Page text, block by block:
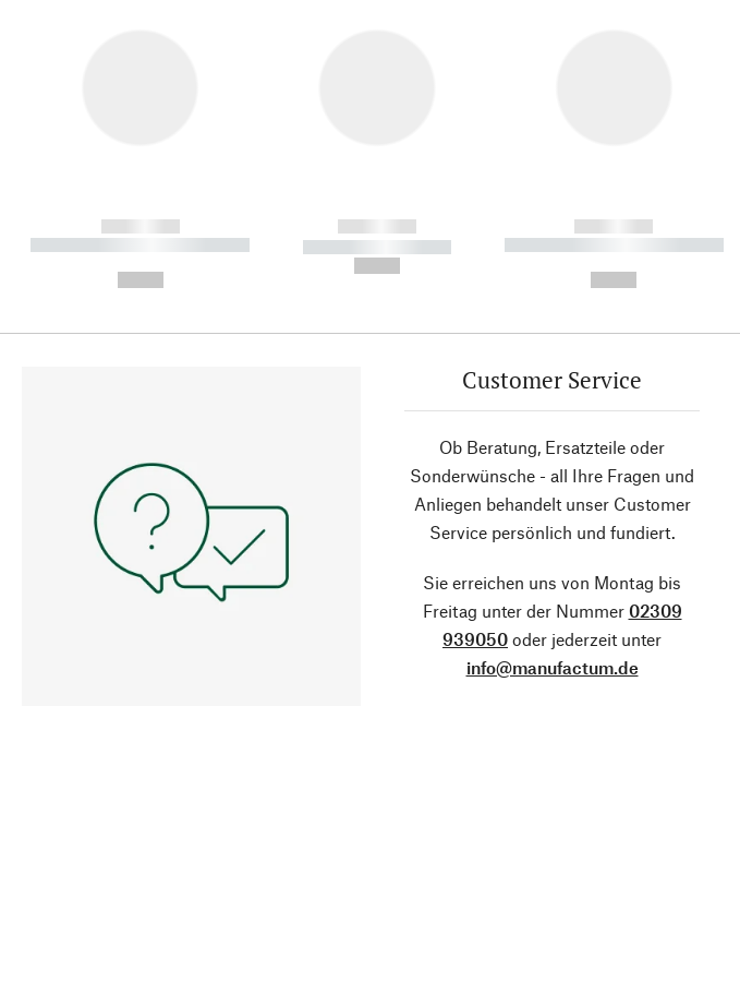
------------
----------- ----------- ----------
------------
----------- -----------
------------
----------- ----------- ----------
Customer Service
Ob Beratung, Ersatzteile oder
Sonderwünsche - all Ihre Fragen und
Anliegen behandelt unser Customer
Service persönlich und fundiert.
Sie erreichen uns von Montag bis
Freitag unter der Nummer 02309
939050 oder jederzeit unter
info@manufactum.de